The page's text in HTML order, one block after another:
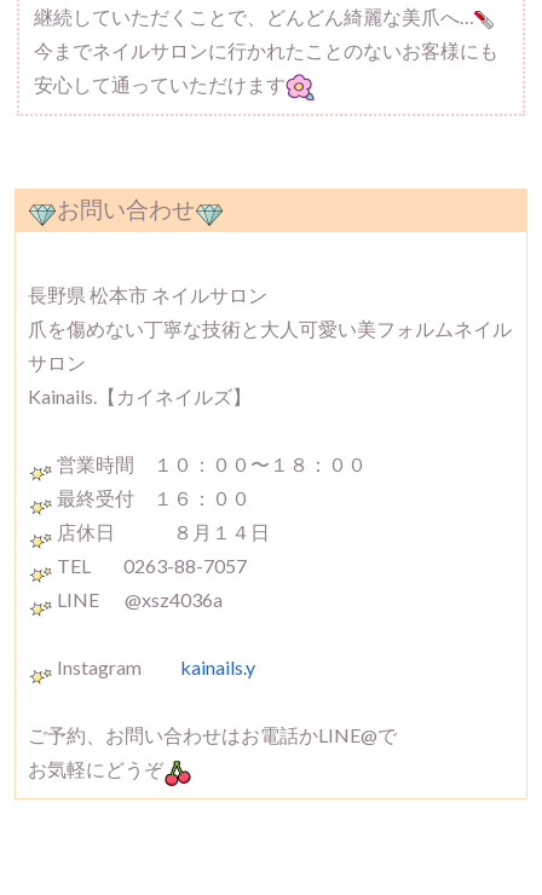
継続していただくことで、どんどん綺麗な美爪へ…
今までネイルサロンに行かれたことのないお客様にも
安心して通っていただけます
お問い合わせ
長野県 松本市 ネイルサロン
爪を傷めない丁寧な技術と大人可愛い美フォルムネイル
サロン
Kainails.【カイネイルズ】
営業時間 １０：００〜１８：００
最終受付 １６：００
店休日 ８月１４日
TEL 0263-88-7057
LINE @xsz4036a
Instagram kainails.y
ご予約、お問い合わせはお電話かLINE@で
お気軽にどうぞ